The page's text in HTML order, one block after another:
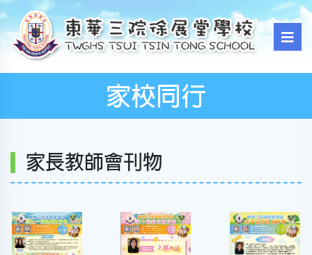
家校同行
家長教師會刊物